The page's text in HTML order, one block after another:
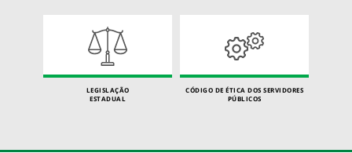
LEGISLAÇÃO
ESTADUAL
CÓDIGO DE ÉTICA DOS SERVIDORES
PÚBLICOS